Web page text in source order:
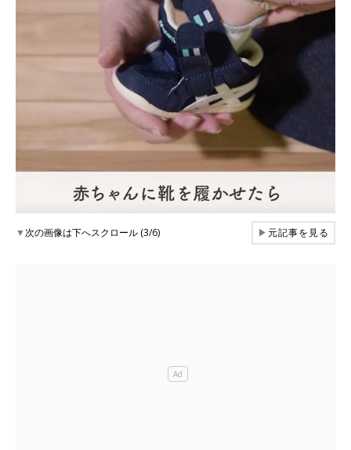
▼次の画像は下へスクロール (3/6) ▶元記事を見る